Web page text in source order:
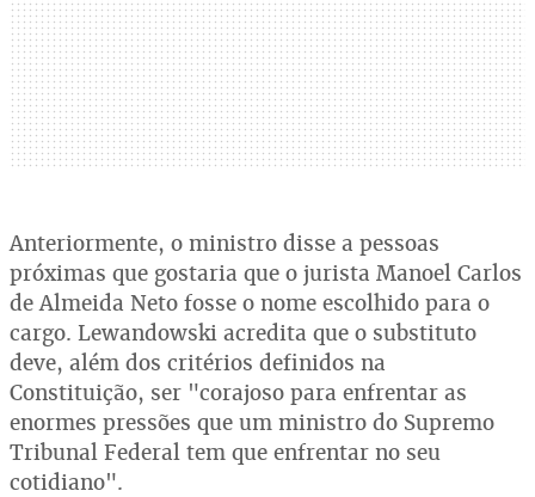
Anteriormente, o ministro disse a pessoas
próximas que gostaria que o jurista Manoel Carlos
de Almeida Neto fosse o nome escolhido para o
cargo. Lewandowski acredita que o substituto
deve, além dos critérios definidos na
Constituição, ser "corajoso para enfrentar as
enormes pressões que um ministro do Supremo
Tribunal Federal tem que enfrentar no seu
cotidiano".